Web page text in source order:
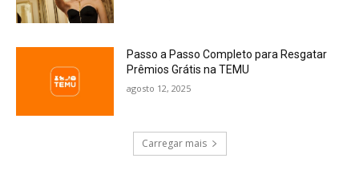
Passo a Passo Completo para Resgatar
Prêmios Grátis na TEMU
agosto 12, 2025
Carregar mais